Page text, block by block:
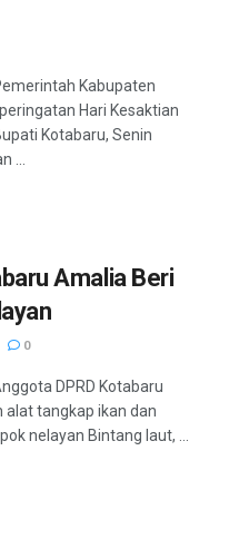
Kabupaten
Hari Kesaktian
Kotabaru, Senin
...
Amalia Beri
0
DPRD Kotabaru
tangkap ikan dan
nelayan Bintang laut, ...